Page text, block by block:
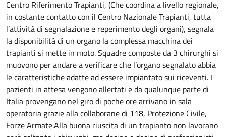
Centro Riferimento Trapianti, (Che coordina a livello regionale,
in costante contatto con il Centro Nazionale Trapianti, tutta
l’attività di segnalazione e reperimento degli organi), segnala
la disponibilità di un organo la complessa macchina dei
trapianti si mette in moto. Squadre composte da 3 chirurghi si
muovono per andare a verificare che l’organo segnalato abbia
le caratteristiche adatte ad essere impiantato sui riceventi. I
pazienti in attesa vengono allertati e da qualunque parte di
Italia provengano nel giro di poche ore arrivano in sala
operatoria grazie alla collaborane di 118, Protezione Civile,
Forze Armate.Alla buona riuscita di un trapianto non lavorano